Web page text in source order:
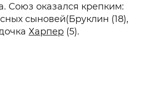
Союз оказался крепким:
сыновей(Бруклин (18),
Харпер (5).